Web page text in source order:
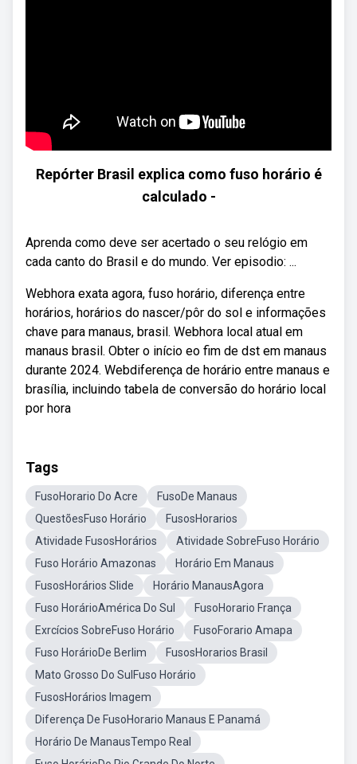
Repórter Brasil explica como fuso horário é
calculado -
Aprenda como deve ser acertado o seu relógio em
cada canto do Brasil e do mundo. Ver episodio: ...
Webhora exata agora, fuso horário, diferença entre
horários, horários do nascer/pôr do sol e informações
chave para manaus, brasil. Webhora local atual em
manaus brasil. Obter o início eo fim de dst em manaus
durante 2024. Webdiferença de horário entre manaus e
brasília, incluindo tabela de conversão do horário local
por hora
Tags
FusoHorario Do Acre
FusoDe Manaus
QuestõesFuso Horário
FusosHorarios
Atividade FusosHorários
Atividade SobreFuso Horário
Fuso Horário Amazonas
Horário Em Manaus
FusosHorários Slide
Horário ManausAgora
Fuso HorárioAmérica Do Sul
FusoHorario França
Exrcícios SobreFuso Horário
FusoForario Amapa
Fuso HorárioDe Berlim
FusosHorarios Brasil
Mato Grosso Do SulFuso Horário
FusosHorários Imagem
Diferença De FusoHorario Manaus E Panamá
Horário De ManausTempo Real